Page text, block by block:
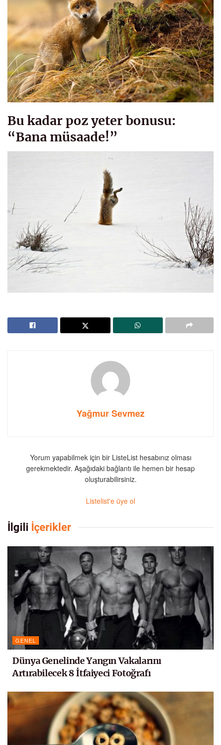
Bu kadar poz yeter bonusu:
“Bana müsaade!”
Yağmur Sevmez
Yorum yapabilmek için bir ListeList hesabınız olması
gerekmektedir. Aşağıdaki bağlantı ile hemen bir hesap
oluşturabilirsiniz.
Listelist'e üye ol
İlgili İçerikler
GENEL
Dünya Genelinde Yangın Vakalarını
Artırabilecek 8 İtfaiyeci Fotoğrafı